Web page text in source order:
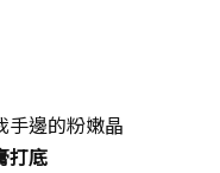
手邊的粉嫩晶
打底